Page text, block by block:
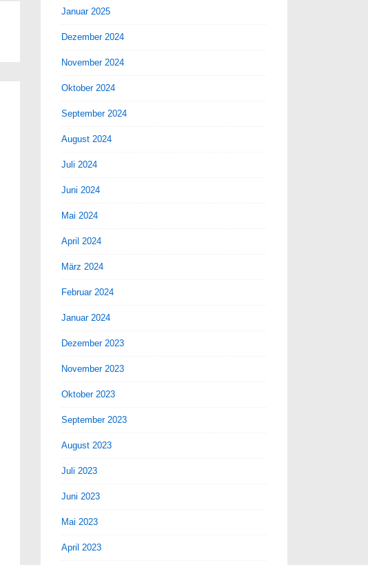
Januar 2025
Dezember 2024
November 2024
Oktober 2024
September 2024
August 2024
Juli 2024
Juni 2024
Mai 2024
April 2024
März 2024
Februar 2024
Januar 2024
Dezember 2023
November 2023
Oktober 2023
September 2023
August 2023
Juli 2023
Juni 2023
Mai 2023
April 2023